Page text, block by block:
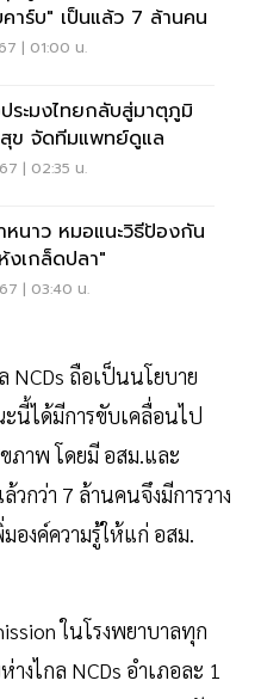
าร์บ" เป็นแล้ว 7 ล้านคน
| 01:00 น.
ระมงไทยกลับสู่มาตุภูมิ
ข จัดทีมแพทย์ดูแล
| 02:35 น.
หนาว หมอแนะวิธีป้องกัน
งเกล็ดปลา"
| 03:40 น.
NCDs ถือเป็นนโยบาย
นี้ได้มีการขับเคลื่อนไป
ภาพ โดยมี อสม.และ
กว่า 7 ล้านคนจึงมีการวาง
องค์ความรู้ให้แก่ อสม.
ในโรงพยาบาลทุก
งไกล NCDs อำเภอละ 1